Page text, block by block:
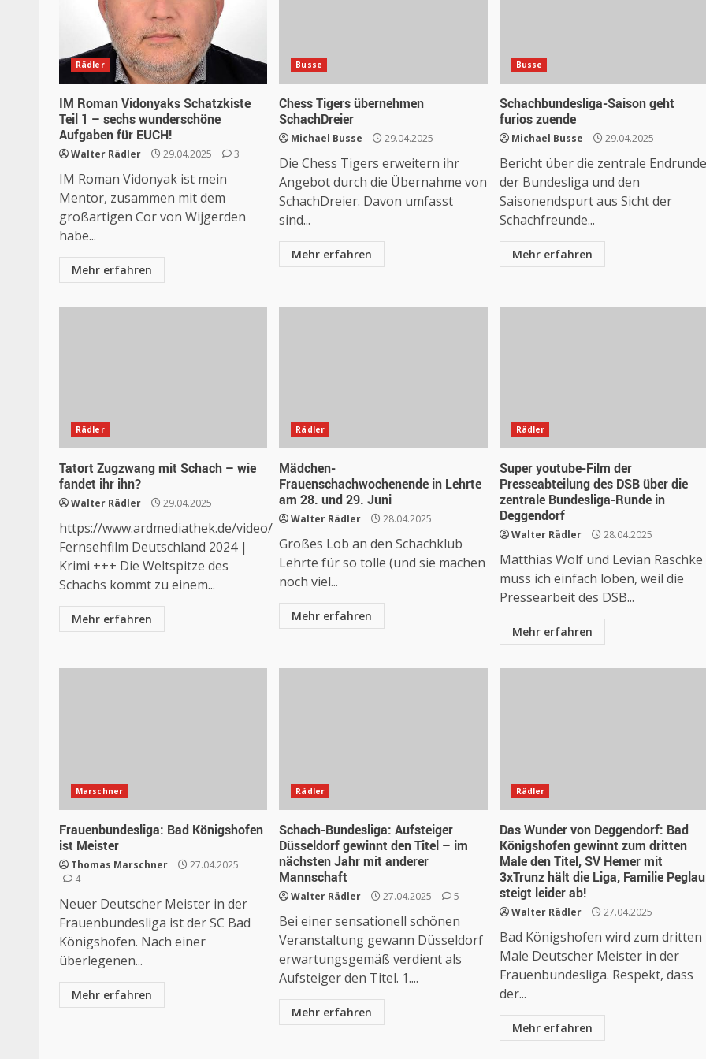
Rädler
IM Roman Vidonyaks Schatzkiste
Teil 1 – sechs wunderschöne
Aufgaben für EUCH!
Walter Rädler 29.04.2025 3
IM Roman Vidonyak ist mein
Mentor, zusammen mit dem
großartigen Cor von Wijgerden
habe...
Mehr erfahren
Busse
Chess Tigers übernehmen
SchachDreier
Michael Busse 29.04.2025
Die Chess Tigers erweitern ihr
Angebot durch die Übernahme von
SchachDreier. Davon umfasst
sind...
Mehr erfahren
Busse
Schachbundesliga-Saison geht
furios zuende
Michael Busse 29.04.2025
Bericht über die zentrale Endrunde
der Bundesliga und den
Saisonendspurt aus Sicht der
Schachfreunde...
Mehr erfahren
Rädler
Tatort Zugzwang mit Schach – wie
fandet ihr ihn?
Walter Rädler 29.04.2025
https://www.ardmediathek.de/video/tatort/zugzwang/ard/
Fernsehfilm Deutschland 2024 |
Krimi +++ Die Weltspitze des
Schachs kommt zu einem...
Mehr erfahren
Rädler
Mädchen-
Frauenschachwochenende in Lehrte
am 28. und 29. Juni
Walter Rädler 28.04.2025
Großes Lob an den Schachklub
Lehrte für so tolle (und sie machen
noch viel...
Mehr erfahren
Rädler
Super youtube-Film der
Presseabteilung des DSB über die
zentrale Bundesliga-Runde in
Deggendorf
Walter Rädler 28.04.2025
Matthias Wolf und Levian Raschke
muss ich einfach loben, weil die
Pressearbeit des DSB...
Mehr erfahren
Marschner
Frauenbundesliga: Bad Königshofen
ist Meister
Thomas Marschner
27.04.2025
4
Neuer Deutscher Meister in der
Frauenbundesliga ist der SC Bad
Königshofen. Nach einer
überlegenen...
Mehr erfahren
Rädler
Schach-Bundesliga: Aufsteiger
Düsseldorf gewinnt den Titel – im
nächsten Jahr mit anderer
Mannschaft
Walter Rädler 27.04.2025 5
Bei einer sensationell schönen
Veranstaltung gewann Düsseldorf
erwartungsgemäß verdient als
Aufsteiger den Titel. 1....
Mehr erfahren
Rädler
Das Wunder von Deggendorf: Bad
Königshofen gewinnt zum dritten
Male den Titel, SV Hemer mit
3xTrunz hält die Liga, Familie Peglau
steigt leider ab!
Walter Rädler 27.04.2025
Bad Königshofen wird zum dritten
Male Deutscher Meister in der
Frauenbundesliga. Respekt, dass
der...
Mehr erfahren